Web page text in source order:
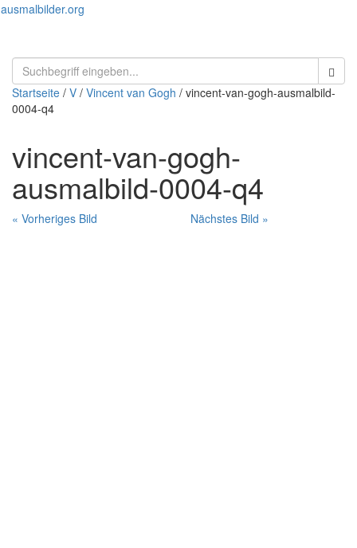
ausmalbilder.org
Startseite / V / Vincent van Gogh / vincent-van-gogh-ausmalbild-
0004-q4
vincent-van-gogh-
ausmalbild-0004-q4
« Vorheriges Bild Nächstes Bild »